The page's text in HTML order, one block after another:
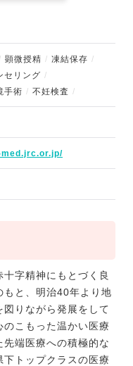
顕微授精
凍結保存
セリング
手術 不妊検査
字精神にもとづく良
もと、明治40年より地
りながら発展をして
こもった温かい医療
端医療への積極的な
トップクラスの医療